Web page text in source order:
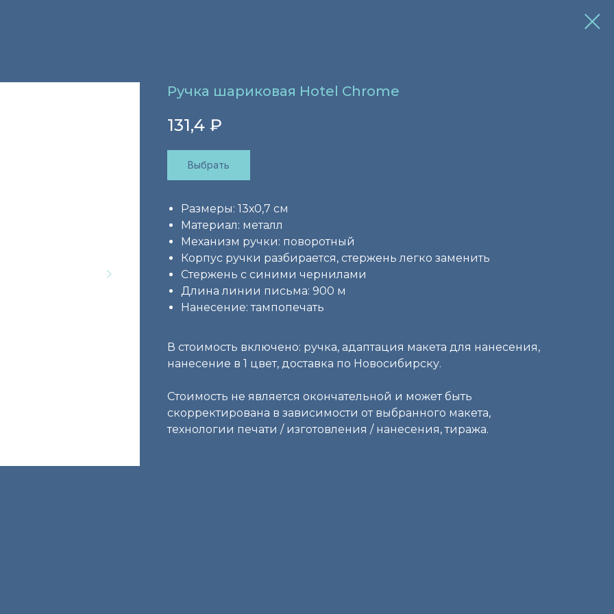
Ручка шариковая Hotel Chrome
131,4 ₽
Выбрать
Размеры: 13х0,7 см
Материал: металл
Механизм ручки: поворотный
Корпус ручки разбирается, стержень легко заменить
Стержень с синими чернилами
Длина линии письма: 900 м
Нанесение: тампопечать
В стоимость включено: ручка, адаптация макета для нанесения,
нанесение в 1 цвет, доставка по Новосибирску.
Стоимость не является окончательной и может быть
скорректирована в зависимости от выбранного макета,
технологии печати / изготовления / нанесения, тиража.